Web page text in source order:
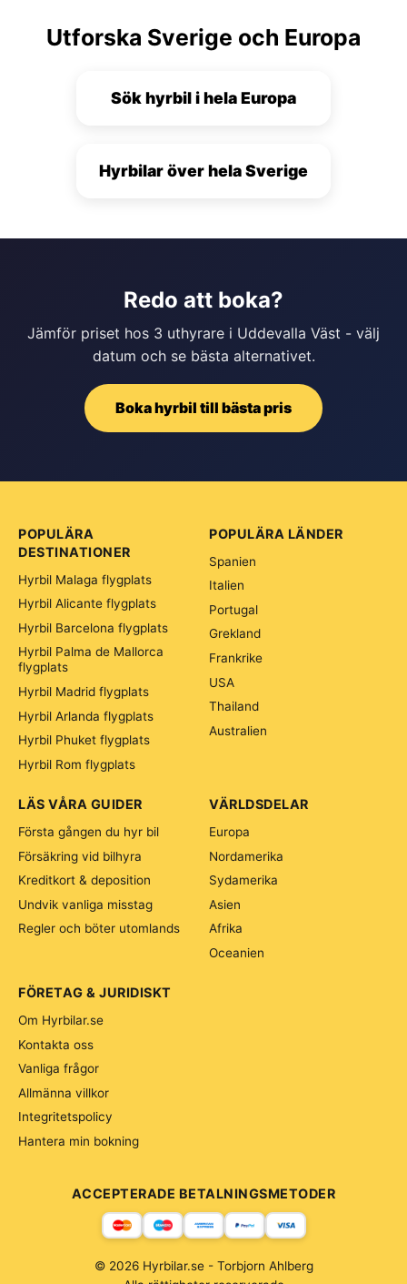
Utforska Sverige och Europa
Sök hyrbil i hela Europa
Hyrbilar över hela Sverige
Redo att boka?
Jämför priset hos 3 uthyrare i Uddevalla Väst - välj
datum och se bästa alternativet.
Boka hyrbil till bästa pris
POPULÄRA
DESTINATIONER
Hyrbil Malaga flygplats
Hyrbil Alicante flygplats
Hyrbil Barcelona flygplats
Hyrbil Palma de Mallorca
flygplats
Hyrbil Madrid flygplats
Hyrbil Arlanda flygplats
Hyrbil Phuket flygplats
Hyrbil Rom flygplats
POPULÄRA LÄNDER
Spanien
Italien
Portugal
Grekland
Frankrike
USA
Thailand
Australien
VÄRLDSDELAR
Europa
Nordamerika
Sydamerika
Asien
Afrika
Oceanien
LÄS VÅRA GUIDER
Första gången du hyr bil
Försäkring vid bilhyra
Kreditkort & deposition
Undvik vanliga misstag
Regler och böter utomlands
FÖRETAG & JURIDISKT
Om Hyrbilar.se
Kontakta oss
Vanliga frågor
Allmänna villkor
Integritetspolicy
Hantera min bokning
ACCEPTERADE BETALNINGSMETODER
© 2026 Hyrbilar.se - Torbjorn Ahlberg